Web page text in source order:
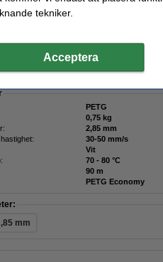
vattenavvisande och har en låg
starka mekaniska egenskaper och
mindre benägna att bli skeva.
veta mer om PETG filament.
PETG
0,75 kg
2,85 mm
30-50 mm/s
Vit
70 - 80 °C
90 m
PETG Economy
mm
tekniker.
Acceptera